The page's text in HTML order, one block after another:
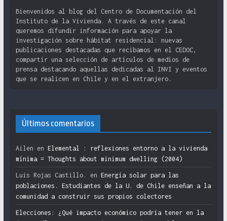
Bienvenidos al blog del Centro de Documentación del
Instituto de la Vivienda. A través de este canal
queremos difundir información para apoyar la
investigación sobre hábitat residencial: nuevas
publicaciones destacadas que recibamos en el CEDOC,
compartir una selección de artículos de medios de
prensa destacando aquellas dedicadas al INVI y eventos
que se realicen en Chile y en el extranjero.
Últimos comentarios
Ailen en Elemental : reflexiones entorno a la vivienda
mínima = Thoughts about minimum dwelling (2004)
Luis Rojas Castillo. en Energía solar para las
poblaciones. Estudiantes de la U. de Chile enseñan a la
comunidad a construir sus propios colectores
Elecciones: ¿Qué impacto económico podría tener en la